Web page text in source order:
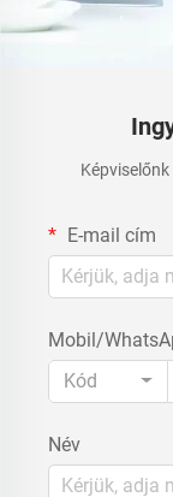
E-mail cím
Mobil/
Kód
Név